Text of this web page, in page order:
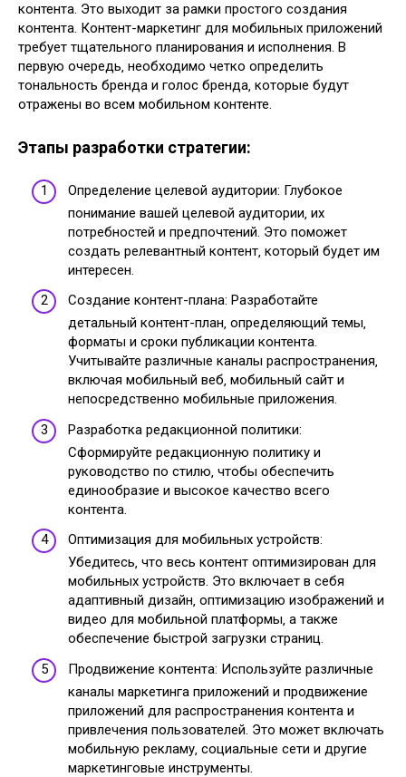
контента. Это выходит за рамки простого создания
контента. Контент-маркетинг для мобильных приложений
требует тщательного планирования и исполнения. В
первую очередь‚ необходимо четко определить
тональность бренда и голос бренда‚ которые будут
отражены во всем мобильном контенте.
Этапы разработки стратегии:
Определение целевой аудитории: Глубокое
понимание вашей целевой аудитории‚ их
потребностей и предпочтений. Это поможет
создать релевантный контент‚ который будет им
интересен.
Создание контент-плана: Разработайте
детальный контент-план‚ определяющий темы‚
форматы и сроки публикации контента.
Учитывайте различные каналы распространения‚
включая мобильный веб‚ мобильный сайт и
непосредственно мобильные приложения.
Разработка редакционной политики:
Сформируйте редакционную политику и
руководство по стилю‚ чтобы обеспечить
единообразие и высокое качество всего
контента.
Оптимизация для мобильных устройств:
Убедитесь‚ что весь контент оптимизирован для
мобильных устройств. Это включает в себя
адаптивный дизайн‚ оптимизацию изображений и
видео для мобильной платформы‚ а также
обеспечение быстрой загрузки страниц.
Продвижение контента: Используйте различные
каналы маркетинга приложений и продвижение
приложений для распространения контента и
привлечения пользователей. Это может включать
мобильную рекламу‚ социальные сети и другие
маркетинговые инструменты.